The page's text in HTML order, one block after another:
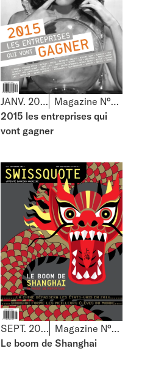
JANV. 2015
Magazine N°30
2015 les entreprises qui
vont gagner
SEPT. 2014
Magazine N°28
Le boom de Shanghai